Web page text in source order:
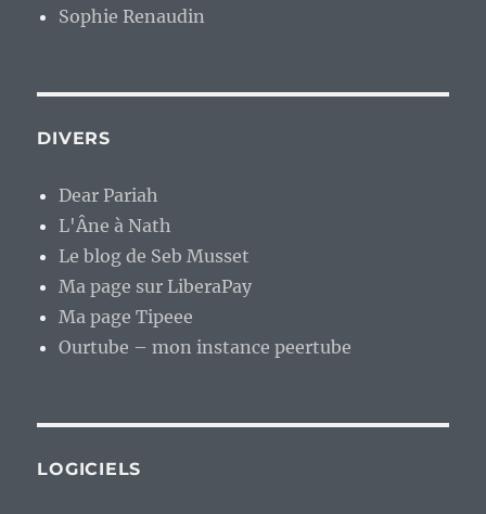
Sophie Renaudin
DIVERS
Dear Pariah
L'Âne à Nath
Le blog de Seb Musset
Ma page sur LiberaPay
Ma page Tipeee
Ourtube – mon instance peertube
LOGICIELS